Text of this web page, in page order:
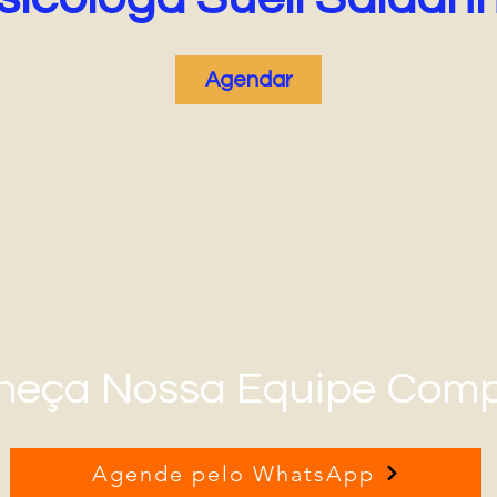
Agendar
Agende pelo WhatsApp
Nossa Equipe